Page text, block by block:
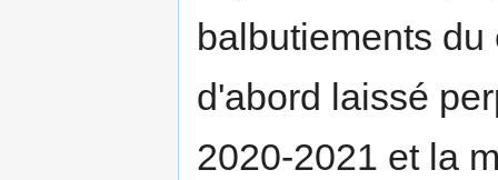
balbutiements
d'abord laissé
2020-2021 et la